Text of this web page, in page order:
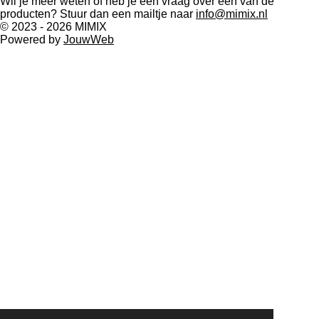
a
m
producten? Stuur dan een mailtje naar info@mimix.nl
© 2023 - 2026 MIMIX
Powered by JouwWeb